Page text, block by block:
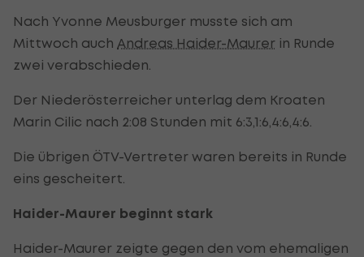
Nach Yvonne Meusburger musste sich am
Mittwoch auch Andreas Haider-Maurer in Runde
zwei verabschieden.
Der Niederösterreicher unterlag dem Kroaten
Marin Cilic nach 2:08 Stunden mit 6:3,1:6,4:6,4:6.
Die übrigen ÖTV-Vertreter waren bereits in Runde
eins gescheitert.
Haider-Maurer beginnt stark
Haider-Maurer zeigte gegen den vom ehemaligen